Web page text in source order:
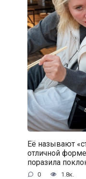
Её называют
отличной
поразила
0 1.8к.